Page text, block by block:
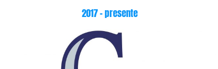
2017 – presente